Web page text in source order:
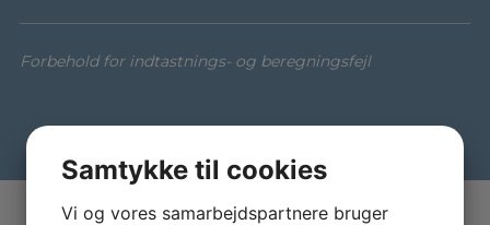
Forbehold for indtastnings- og beregningsfejl
Samtykke til cookies
Vi og vores samarbejdspartnere bruger